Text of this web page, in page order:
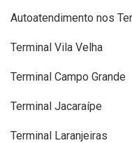
Autoatendimento nos
Terminal Vila Velha
Terminal Campo Grande
Terminal Jacaraípe
Terminal Laranjeiras